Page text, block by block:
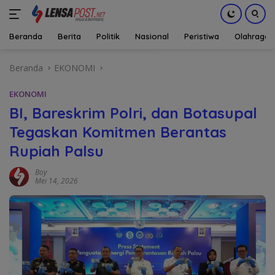
Beranda Berita Politik Nasional Peristiwa Olahraga
Beranda EKONOMI
EKONOMI
BI, Bareskrim Polri, dan Botasupal
Tegaskan Komitmen Berantas
Rupiah Palsu
Boy
Mei 14, 2026